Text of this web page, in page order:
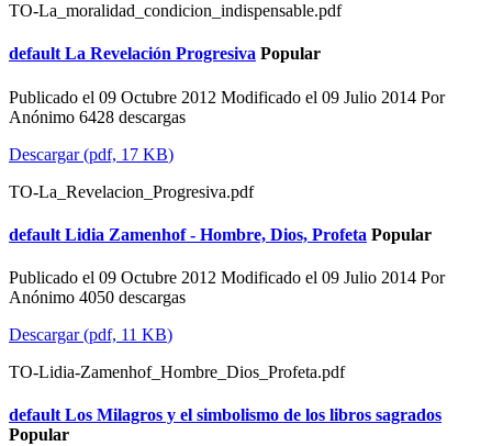
TO-La_moralidad_condicion_indispensable.pdf
default La Revelación Progresiva Popular
Publicado el 09 Octubre 2012 Modificado el 09 Julio 2014 Por
Anónimo 6428 descargas
Descargar(pdf, 17 KB)
TO-La_Revelacion_Progresiva.pdf
default Lidia Zamenhof - Hombre, Dios, Profeta Popular
Publicado el 09 Octubre 2012 Modificado el 09 Julio 2014 Por
Anónimo 4050 descargas
Descargar(pdf, 11 KB)
TO-Lidia-Zamenhof_Hombre_Dios_Profeta.pdf
default Los Milagros y el simbolismo de los libros sagrados
Popular